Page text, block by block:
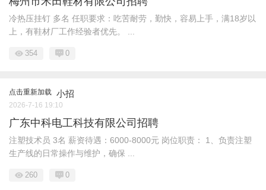
冷热压挂钉 多名 任职要求：吃苦耐劳，勤快，容易上手，满18岁以
上，有鞋材厂工作经验者优先。 ...
354 0
点击重新加载 小招
2026-7-16 19:10
广东中科电工科技有限公司招聘
注塑技术员 3名 薪资待遇：6000-8000元 岗位职责： 1、负责注塑
生产线的日常操作与维护，确保 ...
260 0